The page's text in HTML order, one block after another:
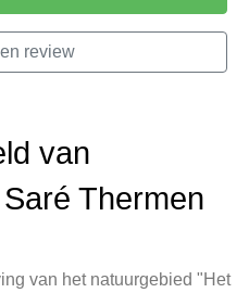
review
van
Thermen
van het natuurgebied "Het